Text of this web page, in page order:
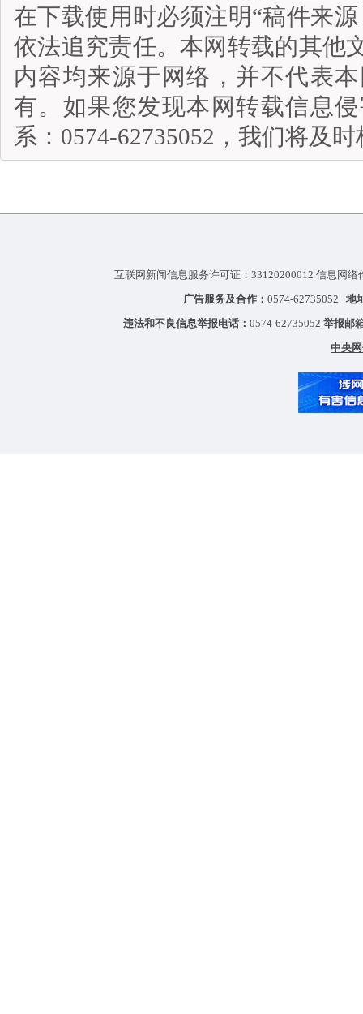
在下载使用时必须注明“稿件来
依法追究责任。本网转载的其他
内容均来源于网络，并不代表
有。如果您发现本网转载信息
系：0574-62735052，我们将及
互联网新闻信息服务许可证：33120200012 信息网
广告服务及合作： 0574-62735052 地
违法和不良信息举报电话： 0574-62735052 举报邮
中央